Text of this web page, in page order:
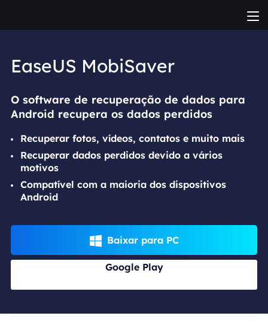
EaseUS MobiSaver
O software de recuperação de dados para
Android recupera os dados perdidos
Recuperar fotos, vídeos, contatos e muito mais
Recuperar dados perdidos devido a vários
motivos
Compatível com a maioria dos dispositivos
Android
 Baixar para PC
Google Play